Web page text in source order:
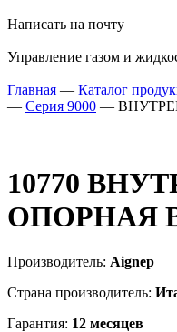
Написать на почту
Управление газом и
Главная — Каталог
— Серия 9000 —
10770
ОПОРНАЯ
Производитель: Aignep
Страна производитель:
Гарантия: 12 месяцев